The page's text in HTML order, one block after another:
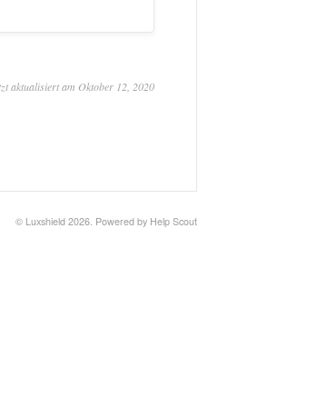
aktualisiert am Oktober 12, 2020
© Luxshield 2026. Powered by Help Scout